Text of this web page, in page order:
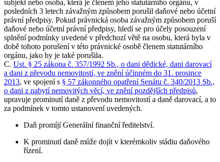
subjekt nebo osoba, která je členem jeho statutárního orgánu, v
posledních 3 letech závažným způsobem porušil daňové nebo účetní
právní předpisy. Pokud právnická osoba závažným způsobem poruší
daňové nebo účetní právní předpisy, hledí se pro účely posouzení
splnění podmínky uvedené v předchozí větě na osobu, která byla v
době tohoto porušení v této právnické osobě členem statutárního
orgánu, jako by je také porušila.
C. Ust. § 25 zákona č. 357/1992 Sb., o dani dědické, dani darovací
a dani z převodu nemovitostí, ve znění účinném do 31. prosince
2013, ve spojení s § 57 zákonného opatření Senátu č. 340/2013 Sb.,
o dani z nabytí nemovitých věcí, ve znění pozdějších předpisů,
upravuje prominutí daně z převodu nemovitostí a daně darovací, a to
za podmínek v tomto ustanovení uvedených.
Daň promíjí Generální finanční ředitelství.
K prominutí daně může dojít v kterémkoliv stádiu daňového
řízení.